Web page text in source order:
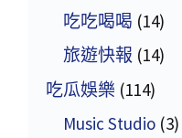
吃吃喝喝 (14)
旅遊快報 (14)
吃瓜娛樂 (114)
Music Studio (3)